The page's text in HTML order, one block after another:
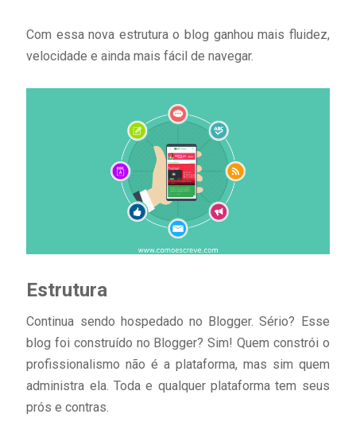
Com essa nova estrutura o blog ganhou mais fluidez,
velocidade e ainda mais fácil de navegar.
Estrutura
Continua sendo hospedado no Blogger. Sério? Esse
blog foi construído no Blogger? Sim! Quem constrói o
profissionalismo não é a plataforma, mas sim quem
administra ela. Toda e qualquer plataforma tem seus
prós e contras.